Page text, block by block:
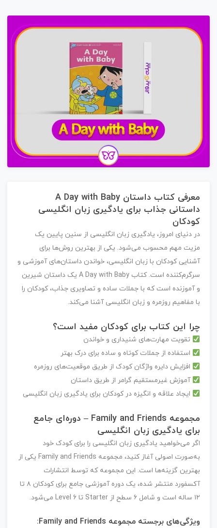
معرفی کتاب داستان A Day with Baby
داستانی جذاب برای یادگیری زبان انگلیسی
کودکان
در دنیای امروز، یادگیری زبان انگلیسی از سنین پایین یک
مزیت مهم محسوب می‌شود. یکی از بهترین روش‌ها برای
آشنایی کودکان با زبان انگلیسی، خواندن داستان‌های آموزشی و
سرگرم‌کننده است. کتاب A Day with Baby
یک داستان شیرین
و آموزنده است که با جملات ساده و تصاویری جذاب، کودکان را
با مفاهیم روزمره و زبان انگلیسی آشنا می‌کند.
چرا این کتاب برای کودکان مفید است؟
تقویت مهارت‌های شنیداری و خواندن
استفاده از جملات کوتاه و ساده برای درک بهتر
افزایش دایره واژگان کودک از طریق موقعیت‌های روزمره
آموزش غیرمستقیم گرامر از طریق داستان
ایجاد علاقه و انگیزه در کودکان برای یادگیری زبان انگلیسی
مجموعه Family and Friends – دوره‌ای جامع
برای یادگیری زبان انگلیسی
اگر می‌خواهید یادگیری زبان انگلیسی را برای کودک خود
به‌صورت اصولی آغاز کنید، مجموعهFamily and Friendsیکی از
بهترین گزینه‌ها است. این مجموعه که توسطانتشارات
آکسفوردمنتشر شده، یک دوره آموزشی جامع برای کودکان ۸ تا
است و شامل۶ سطح از Starter تا Level 6 می‌شود.
ویژگی‌های برجسته مجموعه Family and Friends: